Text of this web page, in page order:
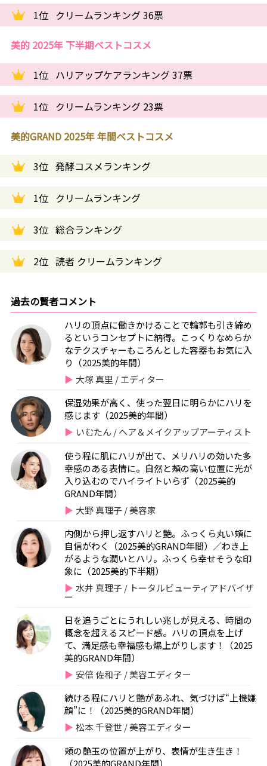
1位 クリームランキング 36票
美的 2025年 下半期ベストコスメ
1位 ハリアップケアランキング 37票
1位 クリームランキング 23票
美的GRAND 2025年 年間ベストコスメ
3位 発酵コスメランキング
1位 クリームランキング
3位 総合ランキング
2位 読者 クリームランキング
過去の賢者コメント
ハリの頂点に働きかけることで輪郭も引き締め
るというコンセプトに納得。こっくりなめらか
なテクスチャーもころんとした容器もお気に入
り（2025美的年間）
大塚 真里 / エディター
保湿効果が高く、使った翌日に明らかにハリを
感じます（2025美的年間）
いむたん / ヘア＆メイクアップアーティスト
使う程に肌にハリが出て、メリハリの効いた多
幸感のある表情に。自然と頰の高い位置に光が
入り込むのでハイライトいらず（2025美的
GRAND年間）
大野 真理子 / 美容家
内側から押し返すハリと艶。ふっくら丸い頰に
自信がわく（2025美的GRAND年間）／わき上
がるような潤いとハリ。ふっくら幸せそうな印
象に（2025美的下半期）
水井 真理子 / トータルビューティアドバイザ
ー
日を追うごとにうれしい兆しが見える、時間の
概念を超えるスピード感。ハリの頂点を上げ
て、満足感も幸福感も爆上がりします！（2025
美的GRAND年間）
安倍 佐和子 / 美容エディター
続ける程にハリと艶があふれ、気づけば“上機嫌
顔”に！（2025美的GRAND年間）
松本 千登世 / 美容エディター
頰の艶玉の位置が上がり、表情が生き生き！
（2025美的GRAND年間）